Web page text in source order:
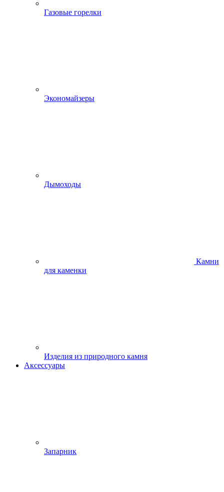
Газовые горелки
Экономайзеры
Дымоходы
Камни
для каменки
Изделия из природного камня
Аксессуары
Запарник